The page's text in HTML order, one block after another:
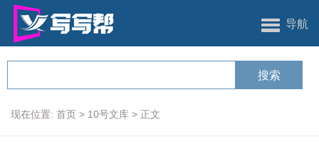
导航
现在位置: 首页 > 10号文库 > 正文